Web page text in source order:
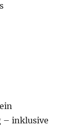
– inklusive